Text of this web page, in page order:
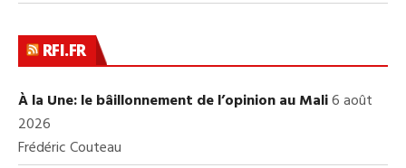
RFI.FR
À la Une: le bâillonnement de l’opinion au Mali6 août
2026
Frédéric Couteau